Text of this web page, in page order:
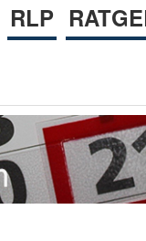
RLP